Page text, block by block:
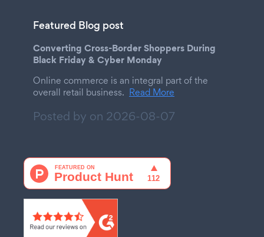
Featured Blog post
Converting Cross-Border Shoppers During
Black Friday & Cyber Monday
Online commerce is an integral part of the
overall retail business. Read More
Posted by on 2026-08-07